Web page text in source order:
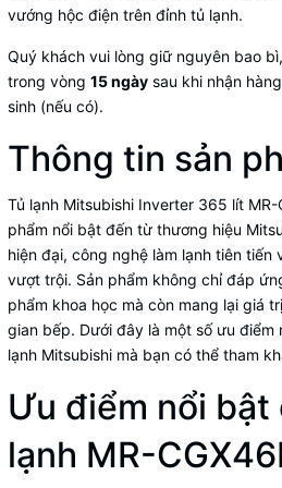
vướng hộc điện trên đỉnh tủ lạnh.
Quý khách vui lòng giữ nguyên bao
trong vòng 15 ngày sau khi nhận
sinh (nếu có).
Thông tin sản
Tủ lạnh Mitsubishi Inverter 365 lít MR-
phẩm nổi bật đến từ thương hiệu
hiện đại, công nghệ làm lạnh tiên tiến
vượt trội. Sản phẩm không chỉ đáp
phẩm khoa học mà còn mang lại giá
gian bếp. Dưới đây là một số ưu điểm
lạnh Mitsubishi mà bạn có thể tham
Ưu điểm nổi bật
lạnh MR-